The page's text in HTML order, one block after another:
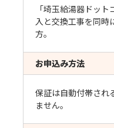
「埼玉給湯器ドッ
入と交換工事を同時
方。
お申込み方法
保証は自動付帯され
ません。